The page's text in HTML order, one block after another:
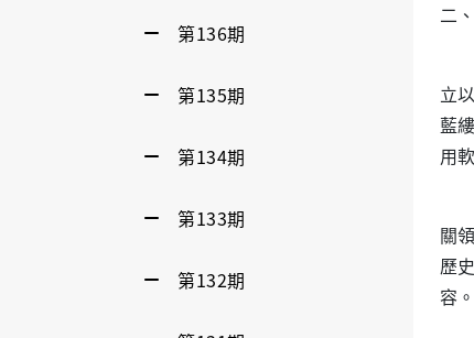
第136期
第135期
第134期
第133期
第132期
二
立
藍
用
關
歷
容。